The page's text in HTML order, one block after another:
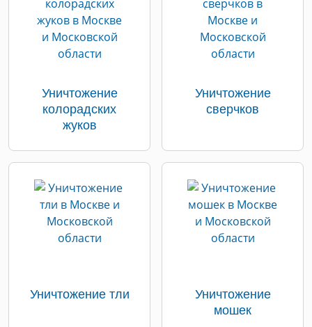
Уничтожение
колорадских
жуков
Уничтожение
сверчков
Уничтожение тли
Уничтожение
мошек